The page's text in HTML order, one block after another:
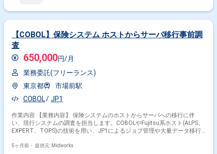
【COBOL】保険システム ホストからサーバ移行事前調
査
650,000円/月
業務委託(フリーランス)
東京都
市場前駅
COBOL
JP1
作業内容 【業務内容】 保険システムのホストからサーバへの移行に伴
い、現行システムの調査を担当します。COBOLやFujitsu系ホスト(ALPS、
EXPERT、TOPS)の技術を用い、JP1によるジョブ管理や大量データ移行
・ホストシステムからサーバへの移行に伴う現行調査 ・COBOLおよび
5ヶ月前・ 提供元: Midworks